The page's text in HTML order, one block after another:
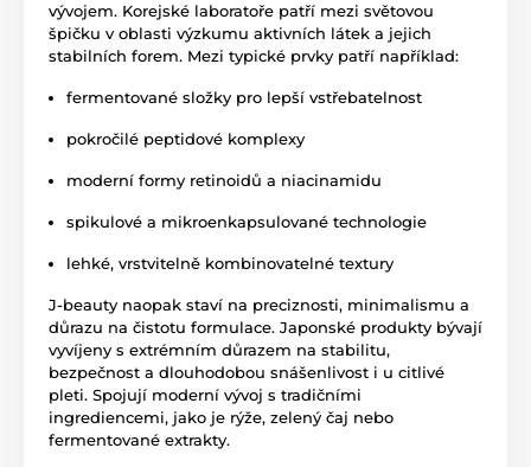
vývojem. Korejské laboratoře patří mezi světovou
špičku v oblasti výzkumu aktivních látek a jejich
stabilních forem. Mezi typické prvky patří například:
fermentované složky pro lepší vstřebatelnost
pokročilé peptidové komplexy
moderní formy retinoidů a niacinamidu
spikulové a mikroenkapsulované technologie
lehké, vrstvitelně kombinovatelné textury
J-beauty naopak staví na preciznosti, minimalismu a
důrazu na čistotu formulace. Japonské produkty bývají
vyvíjeny s extrémním důrazem na stabilitu,
bezpečnost a dlouhodobou snášenlivost i u citlivé
pleti. Spojují moderní vývoj s tradičními
ingrediencemi, jako je rýže, zelený čaj nebo
fermentované extrakty.